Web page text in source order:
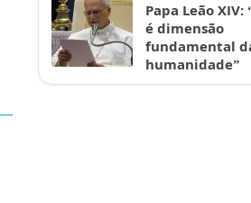
Papa Leão XIV:
é dimensão
fundamental
humanidade”